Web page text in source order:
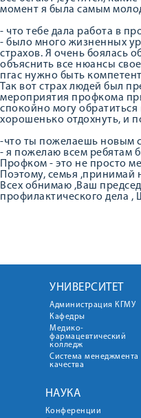
момент я была самым
- что тебе дала работа в
- было много жизненных
страхов. Я очень боялась
объяснить все нюансы
пгас нужно быть
Так вот страх людей был
мероприятия профкома
спокойно могу
хорошенько отдохнуть, и
-что ты пожелаешь новым
- я пожелаю всем ребятам
Профком - это не просто
Поэтому, семья ,принимай
Всех обнимаю ,Ваш
профилактического дела ,
УНИВЕРСИТЕТ
Администрация КГМУ
Кафедры
Медико-
фармацевтический
колледж
Система менеджмента
качества
НАУКА
Конференции